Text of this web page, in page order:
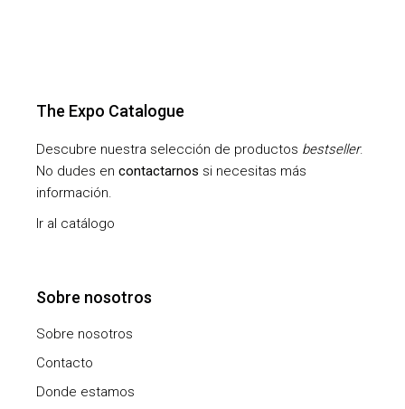
The Expo Catalogue
Descubre nuestra selección de productos bestseller.
No dudes encontactarnos si necesitas más
información.
Ir al catálogo
Sobre nosotros
Sobre nosotros
Contacto
Donde estamos